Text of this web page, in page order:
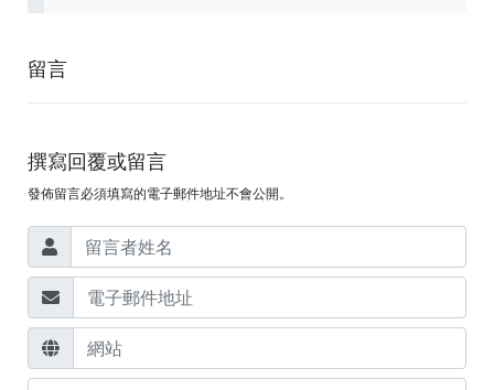
留言
撰寫回覆或留言
發佈留言必須填寫的電子郵件地址不會公開。